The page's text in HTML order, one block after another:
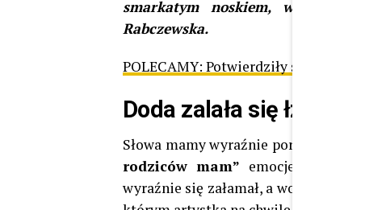
smarkatym noskiem, wesołą,
Rabczewska.
POLECAMY: Potwierdziły się
Doda zalała się łzami na
Słowa mamy wyraźnie poruszyły samą
rodziców mam” emocje zaczęły
wyraźnie się załamał, a wokalistka nie